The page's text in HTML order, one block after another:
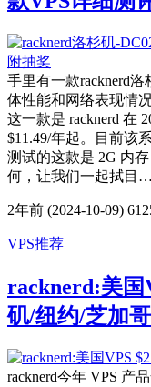
手里有一款racknerd
体性能和网络表现情
这一款是 racknerd 在
$11.49/年起。目前该
测试的这款是 2G 内
何，让我们一起拭
2年前 (2024-10-09)
VPS推荐
racknerd:美国
矶/纽约/芝加哥
racknerd今年 VPS 产